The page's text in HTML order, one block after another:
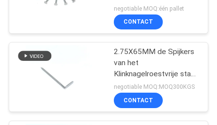
negotiable MOQ:één pallet
CONTACT
2.75X65MM de Spijkers
van het
Klinknagelroestvrije staal
met Ring Shank
negotiable MOQ:MOQ300KGS
CONTACT